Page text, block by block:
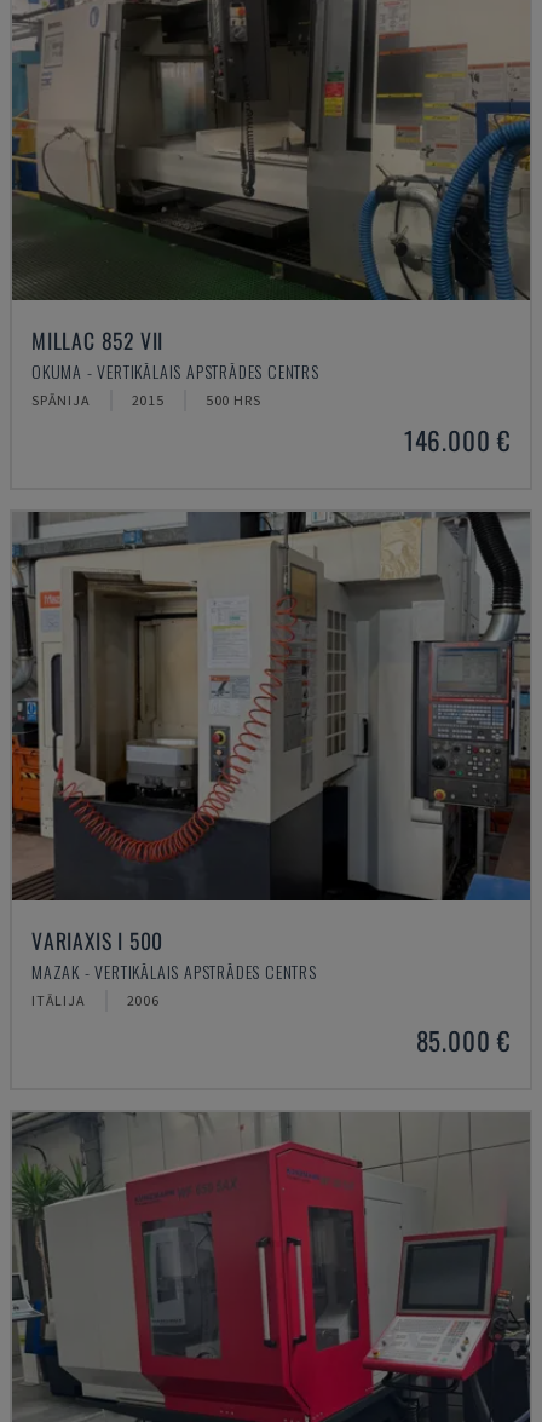
MILLAC 852 VII
OKUMA - VERTIKĀLAIS APSTRĀDES CENTRS
SPĀNIJA 2015 500 HRS
146.000 €
VARIAXIS I 500
MAZAK - VERTIKĀLAIS APSTRĀDES CENTRS
ITĀLIJA 2006
85.000 €